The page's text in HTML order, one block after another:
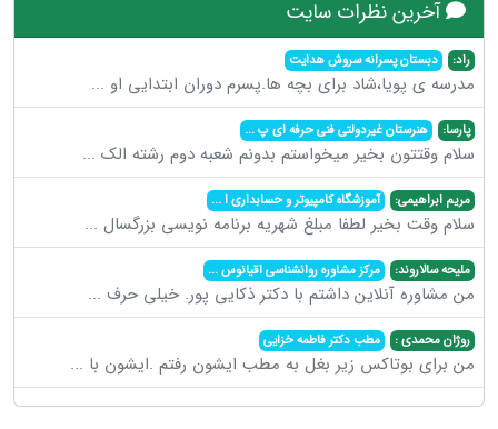
آخرین نظرات سایت
راد: دبستان پسرانه سروش هدایت
مدرسه ی پویا،شاد برای بچه ها.پسرم دوران ابتدایی او ...
پارسا: هنرستان غیردولتی فنی حرفه ای پ...
سلام وقتتون بخیر میخواستم بدونم شعبه دوم رشته الک ...
مریم ابراهیمی: آموزشگاه کامپیوتر و حسابداری ا...
سلام وقت بخیر لطفا مبلغ شهریه برنامه نویسی بزرگسال ...
ملیحه سالاروند: مرکز مشاوره روانشناسی اقیانوس...
من مشاوره آنلاین داشتم با دکتر ذکایی پور. خیلی حرف ...
روژان محمدی : مطب دکتر فاطمه خزایی
من برای بوتاکس زیر بغل به مطب ایشون رفتم .ایشون با ...